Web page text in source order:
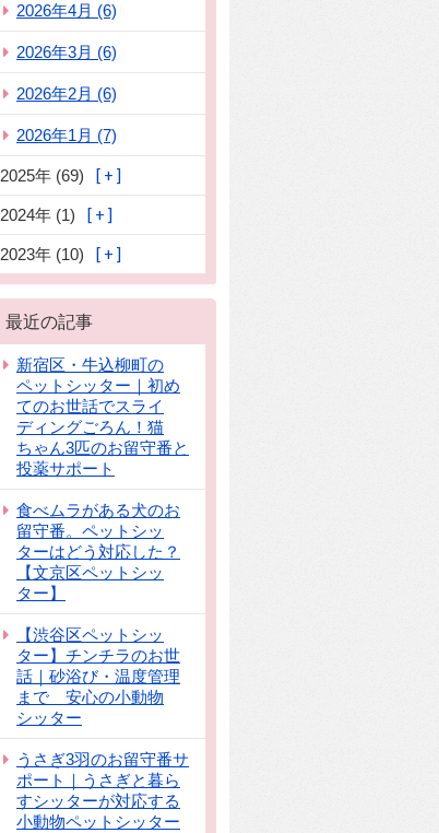
2026年4月 (6)
2026年3月 (6)
2026年2月 (6)
2026年1月 (7)
2025年 (69)
2024年 (1)
2023年 (10)
最近の記事
新宿区・牛込柳町の
ペットシッター｜初め
てのお世話でスライ
ディングごろん！猫
ちゃん3匹のお留守番と
投薬サポート
食べムラがある犬のお
留守番。ペットシッ
ターはどう対応した？
【文京区ペットシッ
ター】
【渋谷区ペットシッ
ター】チンチラのお世
話｜砂浴び・温度管理
まで 安心の小動物
シッター
うさぎ3羽のお留守番サ
ポート｜うさぎと暮ら
すシッターが対応する
小動物ペットシッター